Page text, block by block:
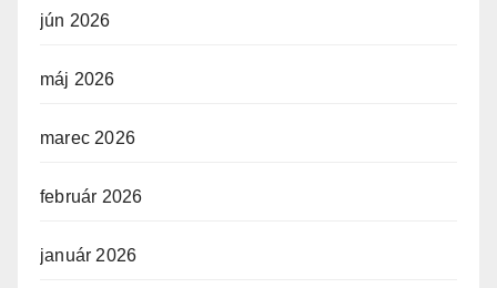
jún 2026
máj 2026
marec 2026
február 2026
január 2026